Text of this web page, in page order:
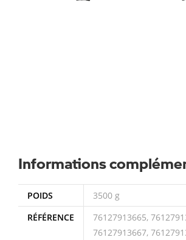
Informations
POIDS
3500 g
RÉFÉRENCE
76127913665,
76127913667,